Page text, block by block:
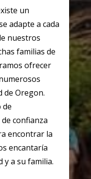
un
adapte a cada
nuestros
familias de
ofrecer
de Oregon.
de
confianza
encontrar la
encantaría
y a su familia.